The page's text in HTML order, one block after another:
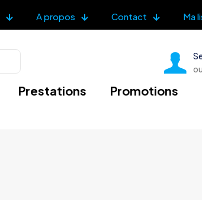
A propos Contact Ma
Prestations Promotions